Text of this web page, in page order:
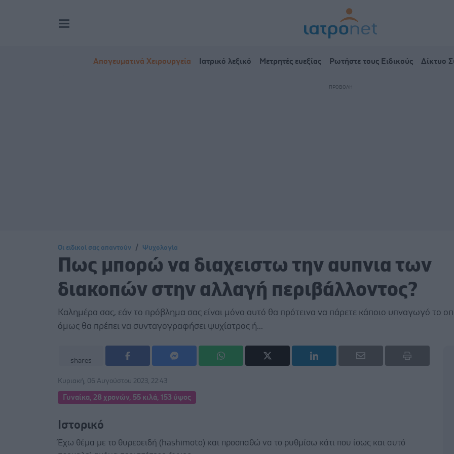
Απογευματινά Χειρουργεία Ιατρικό λεξικό Μετρητές ευεξίας Ρωτήστε τους Ειδικούς Δίκτυο
Οι ειδικοί σας απαντούν Ψυχολογία
Πως μπορώ να διαχειστω την αυπνια των
διακοπών στην αλλαγή περιβάλλοντος?
Καλημέρα σας, εάν το πρόβλημα σας είναι μόνο αυτό θα πρότεινα να πάρετε κάποιο υπναγωγό το
όμως θα πρέπει να συνταγογραφήσει ψυχίατρος ή...
shares
Κυριακή, 06 Αυγούστου 2023, 22:43
Γυναίκα, 28 χρονών, 55 κιλά, 153 ύψος
Ιστορικό
Έχω θέμα με το θυρεοειδή (hashimoto) και προσπαθώ να το ρυθμίσω κάτι που ίσως και αυτό